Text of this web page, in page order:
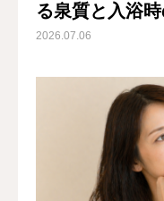
る泉質と入浴
2026.07.06
オンライン診療
当院について